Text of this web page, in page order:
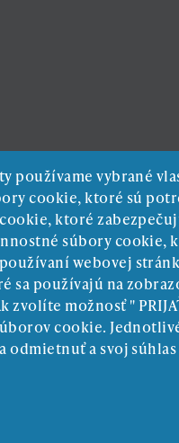
používame vybrané
cookie, ktoré sú
ktoré
súbory cookie,
webovej
sa používajú na
možnosť "
cookie.
a svoj